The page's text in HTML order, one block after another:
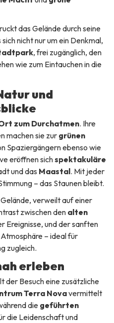
das Gelände durch seine
nicht nur um ein Denkmal,
, frei zugänglich, den
wie zum Eintauchen in die
und
zum Durchatmen. Ihre
machen sie zur grünen
Spaziergängern ebenso wie
eröffnen sichspektakuläre
und das Maastal. Mit jeder
– das Staunen bleibt.
verweilt auf einer
zwischen den alten
Ereignisse, und der sanften
– ideal für
zugleich.
erleben
der Besuch eine zusätzliche
Terra Novavermittelt
die geführten
die Leidenschaft und